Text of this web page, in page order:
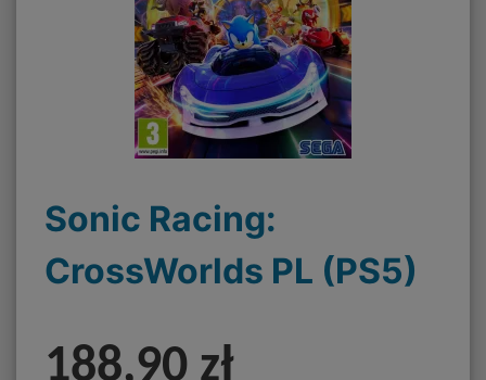
Sonic Racing:
CrossWorlds PL (PS5)
188,90 zł